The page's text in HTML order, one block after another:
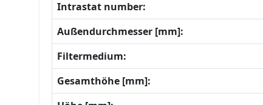
Intrastat number:
Außendurchmesser [mm]:
Filtermedium:
Gesamthöhe [mm]: